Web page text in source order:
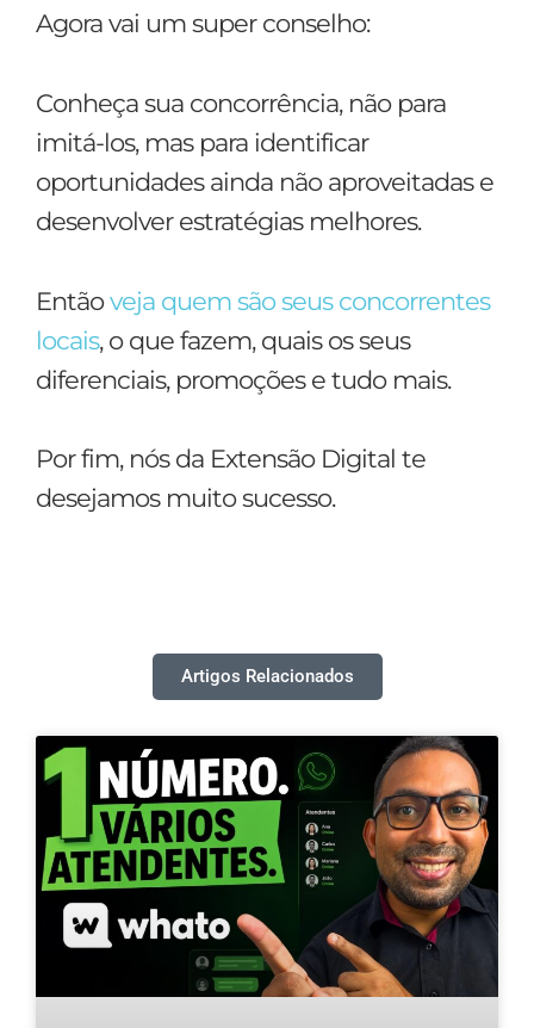
Agora vai um super conselho:
Conheça sua concorrência, não para
imitá-los, mas para identificar
oportunidades ainda não aproveitadas e
desenvolver estratégias melhores.
Entãoveja quem são seus concorrentes
locais, o que fazem, quais os seus
diferenciais, promoções e tudo mais.
Por fim, nós da Extensão Digital te
desejamos muito sucesso.
Artigos Relacionados